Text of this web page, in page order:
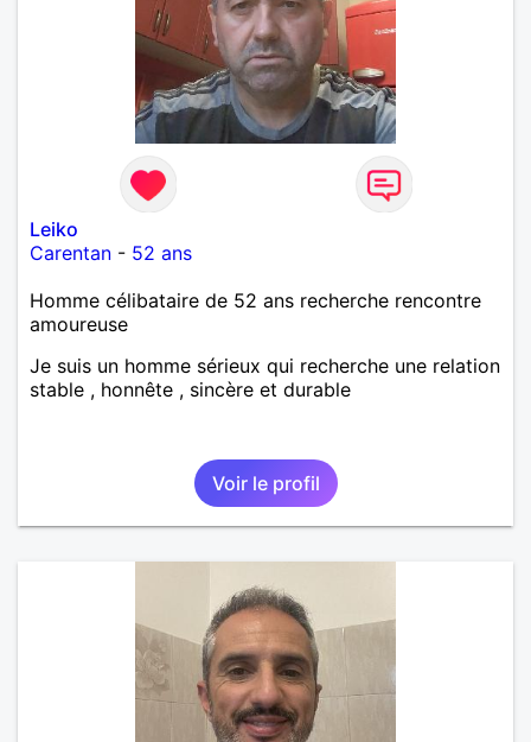
Leiko
Carentan - 52 ans
Homme célibataire de 52 ans recherche rencontre
amoureuse
Je suis un homme sérieux qui recherche une relation
stable , honnête , sincère et durable
Voir le profil